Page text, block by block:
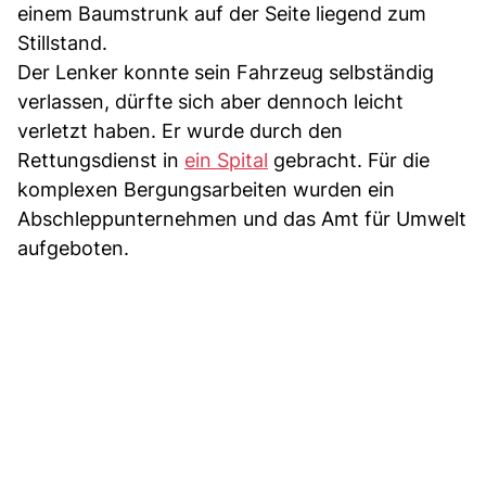
einem Baumstrunk auf der Seite liegend zum
Stillstand.
Der Lenker konnte sein Fahrzeug selbständig
verlassen, dürfte sich aber dennoch leicht
verletzt haben. Er wurde durch den
Rettungsdienst in ein Spital gebracht. Für die
komplexen Bergungsarbeiten wurden ein
Abschleppunternehmen und das Amt für Umwelt
aufgeboten.